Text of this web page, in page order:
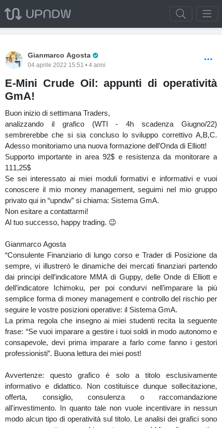
Gianmarco Agosta
04 aprile 2022 15:51 • 4 anni
E-Mini Crude Oil: appunti di operatività
GmA!
Buon inizio di settimana Traders,
analizzando il grafico (WTI - 4h scadenza Giugno/22)
sembrerebbe che si sia concluso lo sviluppo correttivo A,B,C.
Adesso monitoriamo una nuova formazione dell’Onda di Elliott!
Supporto importante in area 92$ e resistenza da monitorare a
111,25$
Se sei interessato ai miei moduli formativi e informativi e vuoi
conoscere il mio money management, seguimi nel mio gruppo
privato qui in “upndw” si chiama: Sistema GmA.
Non esitare a contattarmi!
Al tuo successo, happy trading. 😉
Gianmarco Agosta
“Consulente Finanziario di lungo corso e Trader di Posizione da
sempre, vi illustrerò le dinamiche dei mercati finanziari partendo
dai principi dell’indicatore MMA di Guppy, delle Onde di Elliott e
dell’indicatore Ichimoku, per poi condurvi nell’imparare la più
semplice forma di money management e controllo del rischio per
seguire le vostre posizioni operative: il Sistema GmA.
La prima regola che insegno ai miei studenti recita la seguente
frase: “Se vuoi imparare a gestire i tuoi soldi in modo autonomo e
consapevole, devi prima imparare a farlo come fanno i gestori
professionisti”. Buona lettura dei miei post!
Avvertenze: questo grafico è solo a titolo esclusivamente
informativo e didattico. Non costituisce dunque sollecitazione,
offerta, consiglio, consulenza o raccomandazione
all'investimento. In quanto tale non vuole incentivare in nessun
modo alcun tipo di operatività sul titolo. Le analisi dei grafici sono